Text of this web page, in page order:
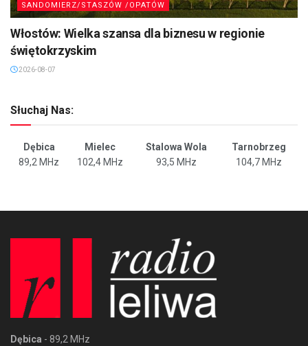
SANDOMIERZ/STASZÓW /OPATÓW
Włostów: Wielka szansa dla biznesu w regionie
świętokrzyskim
2026-08-07
Słuchaj Nas:
Dębica Mielec Stalowa Wola
Tarnobrzeg
89,2 MHz
102,4 MHz 93,5 MHz 104,7 MHz
Dębica - 89,2 MHz